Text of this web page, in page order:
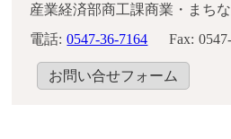
産業経済部商工課商業・まち
電話: 0547-36-7164 Fax:
お問い合せフォーム